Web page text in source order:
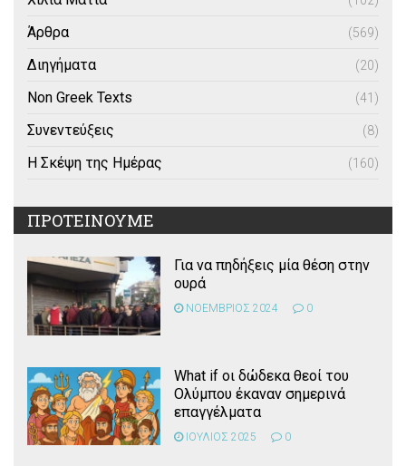
Άρθρα (569)
Διηγήματα (20)
Non Greek Texts (41)
Συνεντεύξεις (8)
Η Σκέψη της Ημέρας (160)
ΠΡΟΤΕΙΝΟΥΜΕ
Για να πηδήξεις μία θέση στην
ουρά
ΝΟΕΜΒΡΙΟΣ 2024 0
What if οι δώδεκα θεοί του
Ολύμπου έκαναν σημερινά
επαγγέλματα
ΙΟΥΛΙΟΣ 2025 0